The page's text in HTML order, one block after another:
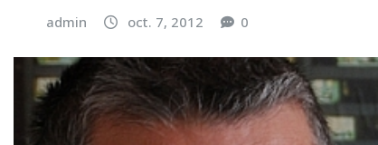
admin oct. 7, 2012 0